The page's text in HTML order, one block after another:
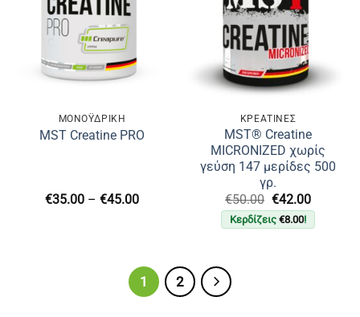
ΜΟΝΟΫΔΡΙΚΉ
MST Creatine PRO
€35.00 – €45.00Price
ΚΡΕΑΤΙΝΕΣ
MST® Creatine
MICRONIZED χωρίς
γεύση 147 μερίδες 500
γρ.
€50.00 Original
price
was:
€42.00Η
τιμή
Κερδίζεις €8.00!
1 2